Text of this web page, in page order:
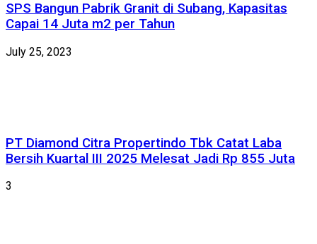
SPS Bangun Pabrik Granit di Subang, Kapasitas
Capai 14 Juta m2 per Tahun
July 25, 2023
PT Diamond Citra Propertindo Tbk Catat Laba
Bersih Kuartal III 2025 Melesat Jadi Rp 855 Juta
3